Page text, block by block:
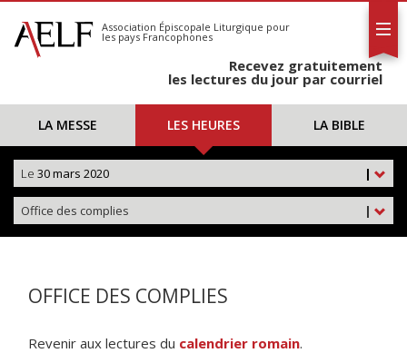
S'abonner
Calendrier
Association Épiscopale Liturgique pour
les pays Francophones
Recevez gratuitement
les lectures du jour par courriel
LA MESSE LES HEURES LA BIBLE
|
Le 30 mars 2020
|
Office des complies
OFFICE DES COMPLIES
Revenir aux lectures du calendrier romain.